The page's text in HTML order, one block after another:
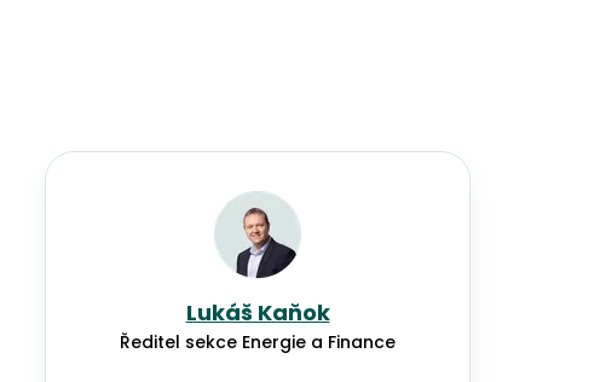
Lukáš Kaňok
Ředitel sekce Energie a Finance